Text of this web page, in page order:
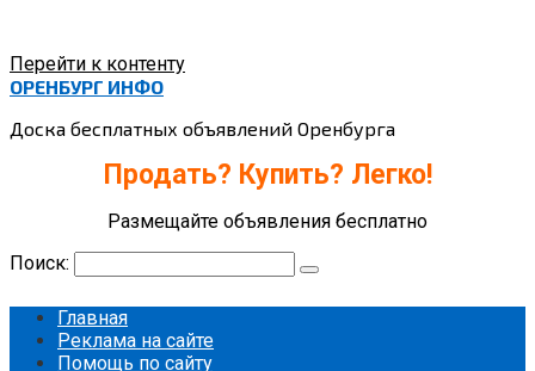
Перейти к контенту
ОРЕНБУРГ ИНФО
Доска бесплатных объявлений Оренбурга
Продать? Купить? Легко!
Размещайте объявления бесплатно
Поиск:
Главная
Реклама на сайте
Помощь по сайту